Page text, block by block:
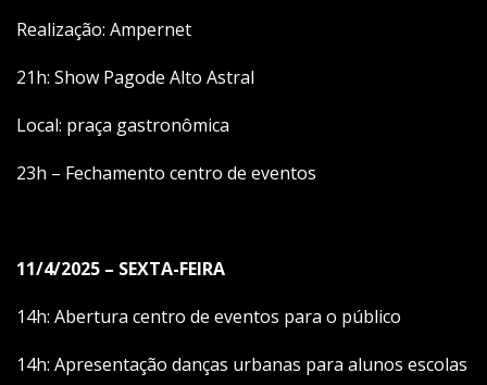
Realização: Ampernet
21h: Show Pagode Alto Astral
Local: praça gastronômica
23h – Fechamento centro de eventos
11/4/2025 – SEXTA-FEIRA
14h: Abertura centro de eventos para o público
14h: Apresentação danças urbanas para alunos escolas